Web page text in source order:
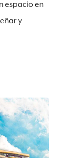
espacio en
y